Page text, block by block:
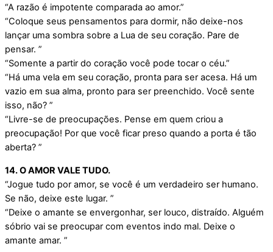
“A razão é impotente comparada ao amor.”
“Coloque seus pensamentos para dormir, não deixe-nos
lançar uma sombra sobre a Lua de seu coração. Pare de
pensar. ”
“Somente a partir do coração você pode tocar o céu.”
“Há uma vela em seu coração, pronta para ser acesa. Há um
vazio em sua alma, pronto para ser preenchido. Você sente
isso, não? ”
“Livre-se de preocupações. Pense em quem criou a
preocupação! Por que você ficar preso quando a porta é tão
aberta? ”
14. O AMOR VALE TUDO.
“Jogue tudo por amor, se você é um verdadeiro ser humano.
Se não, deixe este lugar. ”
“Deixe o amante se envergonhar, ser louco, distraído. Alguém
sóbrio vai se preocupar com eventos indo mal. Deixe o
amante amar. ”